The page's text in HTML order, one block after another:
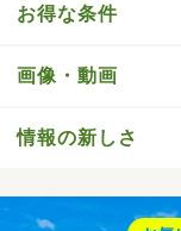
お得な条件
画像・動画
情報の新しさ